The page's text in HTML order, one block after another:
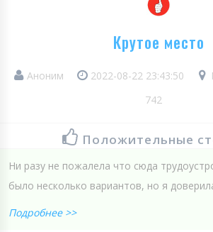
Крутое место
Аноним 2022-08-22 23:43:50
742
Положительные
Ни разу не пожалела что сюда
было несколько вариантов, но я
Подробнее >>